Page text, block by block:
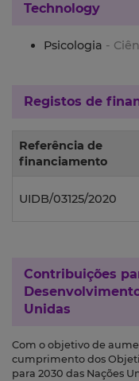
Technology
Psicologia -
Registos de
Referência de
financiamento
UIDB/03125/2020
Contribuições
Unidas
Com o objetivo de
cumprimento dos
para 2030 das Nações